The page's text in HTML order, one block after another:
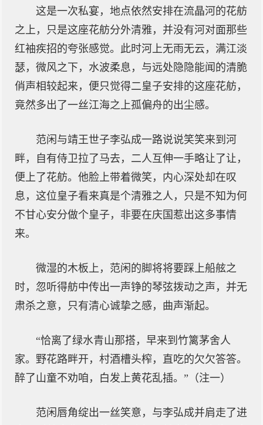
这是一次私宴，地点依然安排在流晶河的花舫
之上，只是这座花舫分外清雅，并没有河对面那些
红袖疾招的夸张感觉。此时河上无雨无云，满江淡
瑟，微风之下，水波柔息，与远处隐隐能闻的清脆
俏声相较起来，便只觉得二皇子安排的这座花舫，
竟然多出了一丝江海之上孤偏舟的出尘感。
范闲与靖王世子李弘成一路说说笑笑来到河
畔，自有侍卫拉了马去，二人互伸一手略让了让，
便上了花舫。他脸上带着微笑，内心深处却在叹
息，这位皇子看来真是个清雅之人，只是不知为何
不甘心安分做个皇子，非要在庆国惹出这多事情
来。
微湿的木板上，范闲的脚将将要踩上船舷之
时，忽听得舫中传出一声铮的琴弦拨动之声，并无
肃杀之意，只有清心诚挚之感，曲声渐起。
“恰离了绿水青山那搭，早来到竹篱茅舍人
家。野花路畔开，村酒槽头榨，直吃的欠欠答答。
醉了山童不劝咱，白发上黄花乱插。”（注一）
范闲唇角绽出一丝笑意，与李弘成并肩走了进